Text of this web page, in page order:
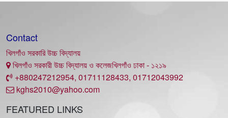
Contact
খিলগাঁও সরকারি উচ্চ বিদ্যালয়
খিলগাঁও সরকারী উচ্চ বিদ্যালয় ও কলেজখিলগাঁও ঢাকা - ১২১৯
+880247212954, 01711128433, 01712043992
kghs2010@yahoo.com
FEATURED LINKS